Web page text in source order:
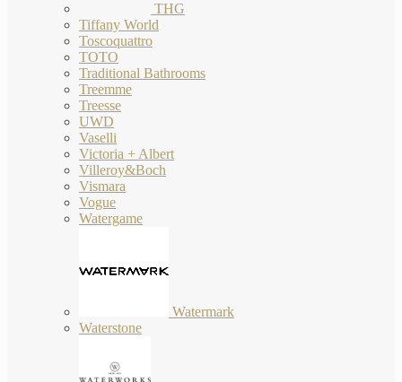
THG
Tiffany World
Toscoquattro
TOTO
Traditional Bathrooms
Treemme
Treesse
UWD
Vaselli
Victoria + Albert
Villeroy&Boch
Vismara
Vogue
Watergame
Watermark
Waterstone